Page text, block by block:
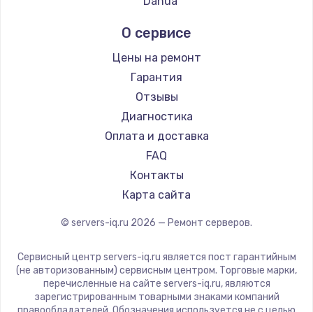
2500 руб.
Заказать
Замена электроконфорки
1300 руб.
Техобслуживание
900 руб.
Заказать
Установка / подключение / демонтаж
Заказать
Прошивка
О сервисе
Цены на ремонт
Гарантия
Отзывы
Диагностика
Оплата и доставка
FAQ
Контакты
Карта сайта
© servers-iq.ru 2026 — Ремонт серверов.
Сервисный центр servers-iq.ru является пост гарантийным
(не авторизованным) сервисным центром. Торговые марки,
перечисленные на сайте servers-iq.ru, являются
зарегистрированным товарными знаками компаний